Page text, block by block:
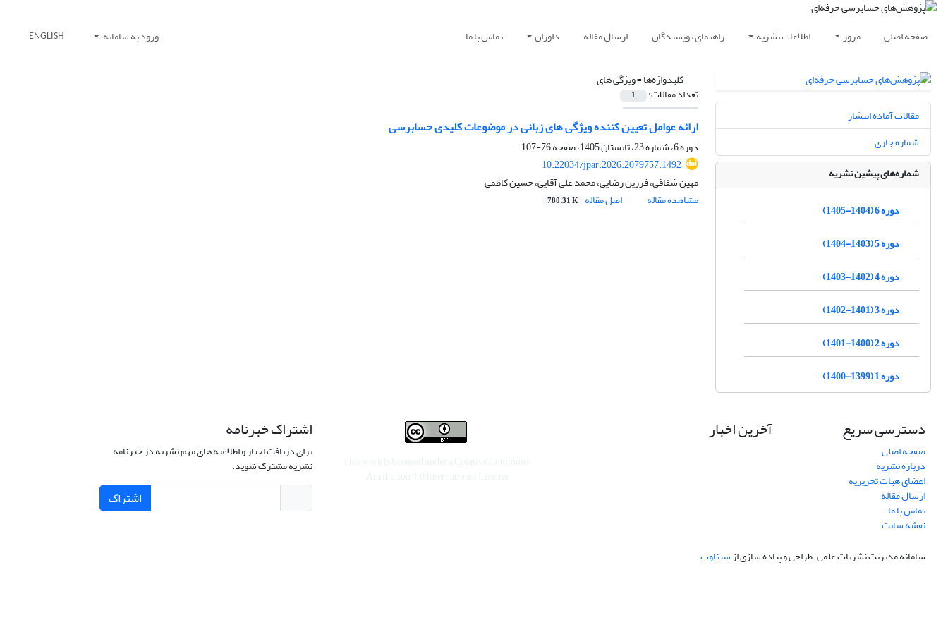
صفحه اصلی مرور اطلاعات نشریه راهنمای نویسندگان ارسال مقاله داوران تماس با ما ورود به سامانه ENGLISH
کلیدواژه‌ها =ویژگی های
تعداد مقالات: 1
ارائه عوامل تعیین کننده ویژگی های زبانی در موضوعات کلیدی حسابرسی
دوره 6، شماره 23، تابستان 1405، صفحه
76-107
10.22034/jpar.2026.2079757.1492
مهین شقاقی، فرزین رضایی، محمد علی آقایی، حسین کاظمی
مشاهده مقاله
اصل مقاله 780.31 K
مقالات آماده انتشار
شماره جاری
شماره‌های پیشین نشریه
دوره 6 (1404-1405)
دوره 5 (1403-1404)
دوره 4 (1402-1403)
دوره 3 (1401-1402)
دوره 2 (1400-1401)
دوره 1 (1399-1400)
دسترسی سریع
صفحه اصلی
درباره نشریه
اعضای هیات تحریریه
ارسال مقاله
تماس با ما
نقشه سایت
آخرین اخبار اشتراک خبرنامه
برای دریافت اخبار و اطلاعیه های مهم نشریه در خبرنامه
نشریه مشترک شوید.
اشتراک
سامانه مدیریت نشریات علمی.طراحی و پیاده سازی ازسیناوب